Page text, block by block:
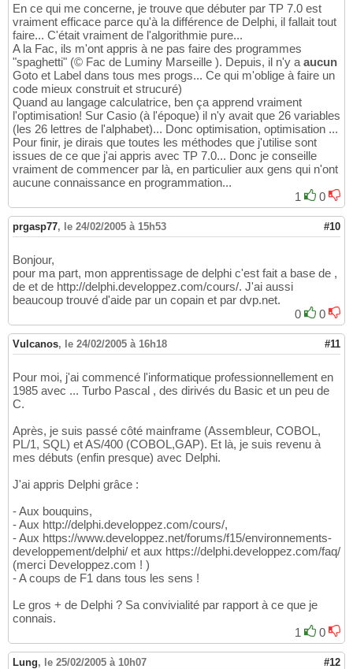
En ce qui me concerne, je trouve que débuter par TP 7.0 est
vraiment efficace parce qu'à la différence de Delphi, il fallait tout
faire... C'était vraiment de l'algorithmie pure...
A la Fac, ils m'ont appris à ne pas faire des programmes
"spaghetti" (© Fac de Luminy Marseille ). Depuis, il n'y a aucun
Goto et Label dans tous mes progs... Ce qui m'oblige à faire un
code mieux construit et strucuré)
Quand au langage calculatrice, ben ça apprend vraiment
l'optimisation! Sur Casio (à l'époque) il n'y avait que 26 variables
(les 26 lettres de l'alphabet)... Donc optimisation, optimisation ...
Pour finir, je dirais que toutes les méthodes que j'utilise sont
issues de ce que j'ai appris avec TP 7.0... Donc je conseille
vraiment de commencer par là, en particulier aux gens qui n'ont
aucune connaissance en programmation...
1
0
prgasp77, le 24/02/2005 à 15h53 #10
Bonjour,
pour ma part, mon apprentissage de delphi c'est fait a base de ,
de et de http://delphi.developpez.com/cours/. J'ai aussi
beaucoup trouvé d'aide par un copain et par dvp.net.
0
0
Vulcanos, le 24/02/2005 à 16h18 #11
Pour moi, j'ai commencé l'informatique professionnellement en
1985 avec ... Turbo Pascal , des dirivés du Basic et un peu de
C.
Après, je suis passé côté mainframe (Assembleur, COBOL,
PL/1, SQL) et AS/400 (COBOL,GAP). Et là, je suis revenu à
mes débuts (enfin presque) avec Delphi.
J'ai appris Delphi grâce :
- Aux bouquins,
- Aux http://delphi.developpez.com/cours/,
- Aux https://www.developpez.net/forums/f15/environnements-
developpement/delphi/ et aux https://delphi.developpez.com/faq/
(merci Developpez.com ! )
- A coups de F1 dans tous les sens !
Le gros + de Delphi ? Sa convivialité par rapport à ce que je
connais.
1
0
Lung, le 25/02/2005 à 10h07 #12